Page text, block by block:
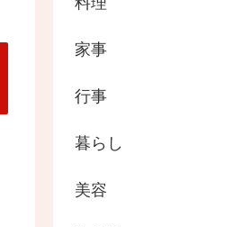
家事
行事
暮らし
美容